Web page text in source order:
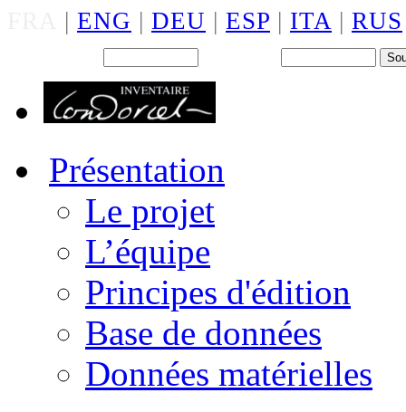
| ENG | DEU | ESP | ITA | RUS
Présentation
Le projet
L’équipe
Principes d'édition
Base de données
Données matérielles